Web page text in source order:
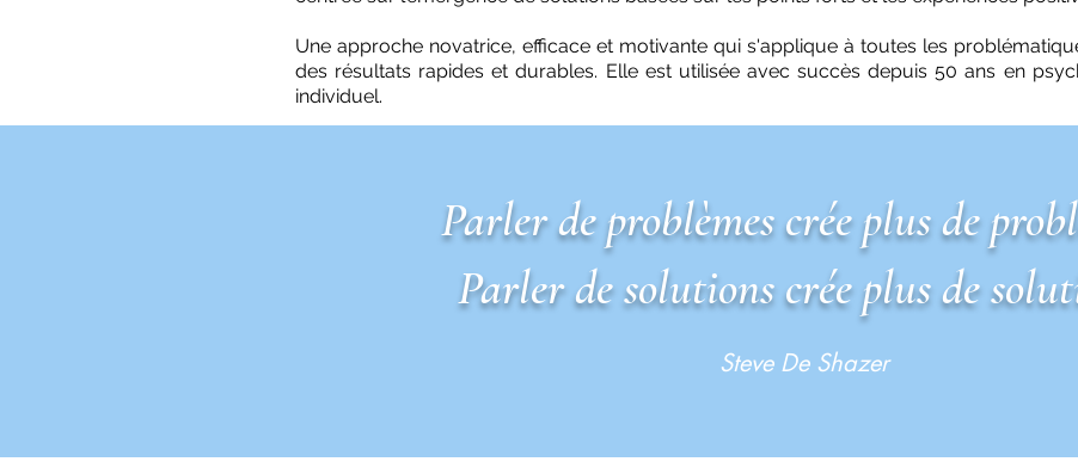
Une approche novatrice, efficace et motivante qui s'applique à toutes les
des résultats rapides et durables. Elle est utilisée avec succès depuis 50 ans en
individuel.
Parler de problèmes crée plus de
Parler de solutions crée plus de
Steve De Shazer